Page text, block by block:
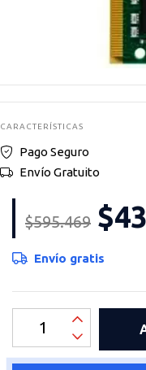
CARACTERÍSTICAS
Pago Seguro
Envío Gratuito
$595.469
Envío gratis